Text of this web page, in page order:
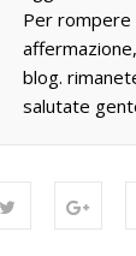
Per rompere
blog.
salutate